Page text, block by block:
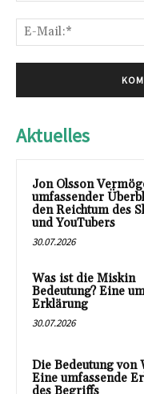
Aktuelles
Jon Olsson
umfassender
den Reichtum des
und YouTubers
30.07.2026
Was ist die Miskin
Bedeutung? Eine
Erklärung
30.07.2026
Die Bedeutung von
Eine umfassende
des Begriffs